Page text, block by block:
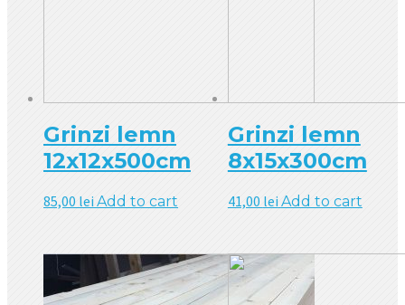
Grinzi lemn
12x12x500cm
85,00 lei Add to cart
Grinzi lemn
8x15x300cm
41,00 leiAdd to cart